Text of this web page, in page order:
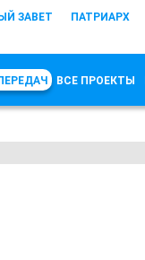
ЗАВЕТ ПАТРИАРХ
ВСЕ ПРОЕКТЫ